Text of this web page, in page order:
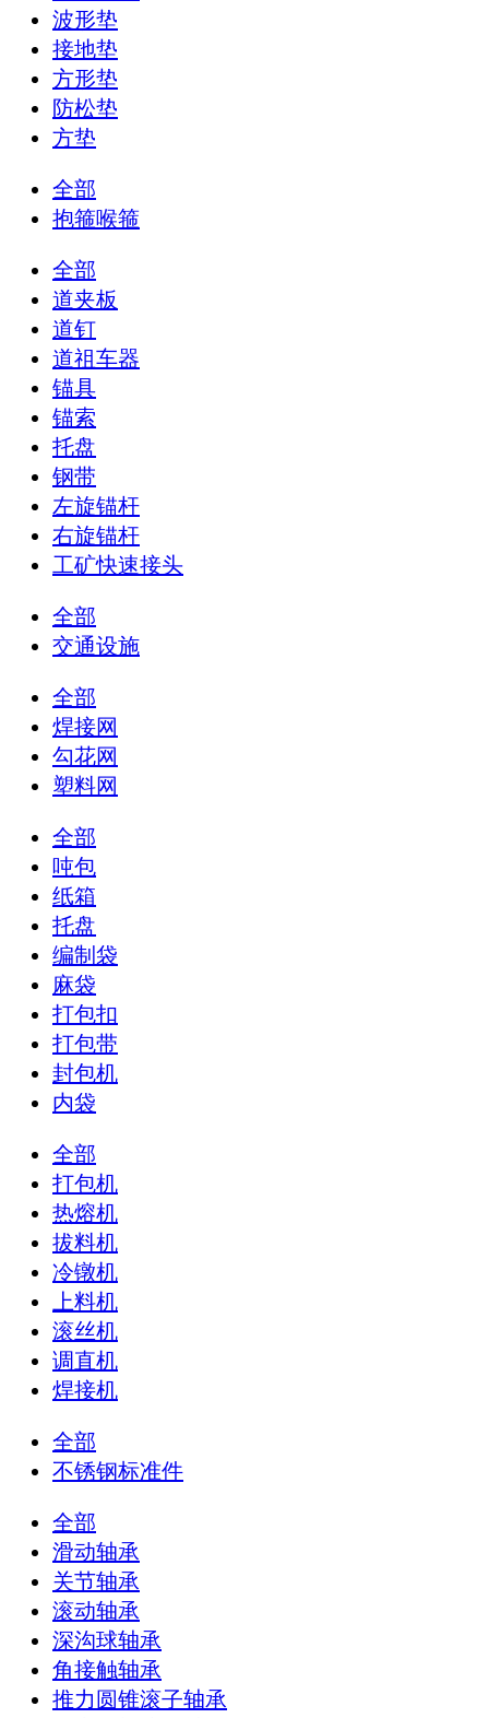
波形垫
接地垫
方形垫
防松垫
方垫
全部
抱箍喉箍
全部
道夹板
道钉
道祖车器
锚具
锚索
托盘
钢带
左旋锚杆
右旋锚杆
工矿快速接头
全部
交通设施
全部
焊接网
勾花网
塑料网
全部
吨包
纸箱
托盘
编制袋
麻袋
打包扣
打包带
封包机
内袋
全部
打包机
热熔机
拔料机
冷镦机
上料机
滚丝机
调直机
焊接机
全部
不锈钢标准件
全部
滑动轴承
关节轴承
滚动轴承
深沟球轴承
角接触轴承
推力圆锥滚子轴承